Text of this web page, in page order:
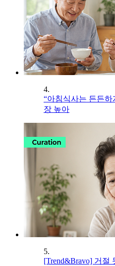
4.
“아침식사는 든든하
장 높아
5.
[Trend&Bravo] 거절